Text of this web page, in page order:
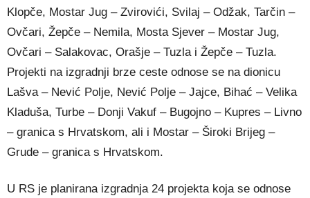
Klopče, Mostar Jug – Zvirovići, Svilaj – Odžak, Tarčin –
Ovčari, Žepče – Nemila, Mosta Sjever – Mostar Jug,
Ovčari – Salakovac, Orašje – Tuzla i Žepče – Tuzla.
Projekti na izgradnji brze ceste odnose se na dionicu
Lašva – Nević Polje, Nević Polje – Jajce, Bihać – Velika
Kladuša, Turbe – Donji Vakuf – Bugojno – Kupres – Livno
– granica s Hrvatskom, ali i Mostar – Široki Brijeg –
Grude – granica s Hrvatskom.
U RS je planirana izgradnja 24 projekta koja se odnose